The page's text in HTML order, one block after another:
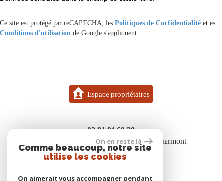
Ce site est protégé par reCAPTCHA, les Politiques de Confidentialité et es
Conditions d'utilisation de Google s'appliquent.
Espace propriétaires
03 81 94 69 28
7 bis rue des boisgenets 25600 Vieux-Charmont
contact@gigon.immo
On en reste là
Comme beaucoup, notre site
utilise les cookies
On aimerait vous accompagner pendant